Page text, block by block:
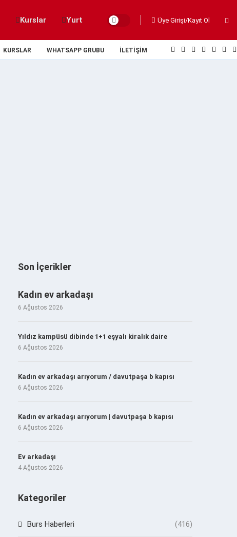
Kurslar Yurt Üye Girişi/Kayıt Ol
KURSLAR WHATSAPP GRUBU İLETIŞIM
Son İçerikler
Kadın ev arkadaşı
6 Ağustos 2026
Yıldız kampüsü dibinde 1+1 eşyalı kiralık daire
6 Ağustos 2026
Kadın ev arkadaşı arıyorum / davutpaşa b kapısı
6 Ağustos 2026
Kadın ev arkadaşı arıyorum | davutpaşa b kapısı
6 Ağustos 2026
Ev arkadaşı
4 Ağustos 2026
Kategoriler
Burs Haberleri (416)